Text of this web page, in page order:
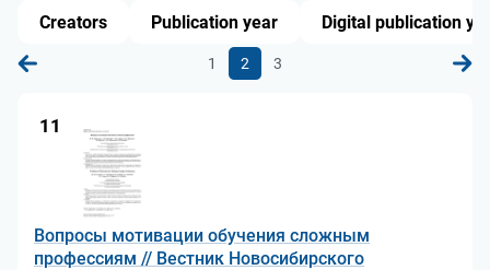
1 2 3
11
Вопросы мотивации обучения сложным
профессиям // Вестник Новосибирского
Creators Publication year Digital publication